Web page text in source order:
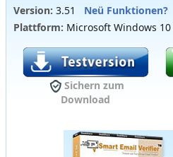
Version: 3.51
Neü Funktionen?
Plattform: Microsoft Windows
Sichern zum
Download